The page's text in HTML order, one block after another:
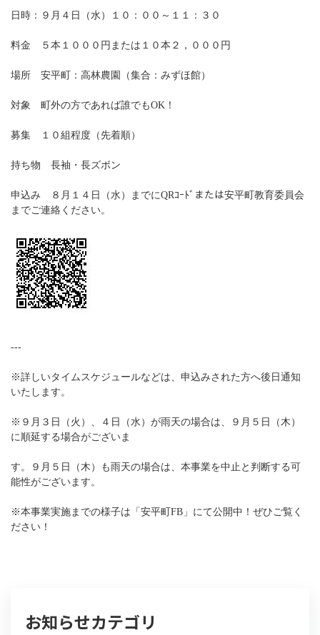
日時：９月４日（水）１０：００～１１：３０
料金 ５本 １０００円または１０本２，０００円
場所 安平町：高林農園（集合：みずほ館）
対象 町外の方であれば誰でもOK！
募集 １０組程度（先着順）
持ち物 長袖・長ズボン
申込み ８月１４日（水）までにQRｺｰﾄﾞまたは安平町教育委員会
までご連絡ください。
---
※詳しいタイムスケジュールなどは、申込みされた方へ後日通知
いたします。
※９月３日（火）、４日（水）が雨天の場合は、９月５日（木）
に順延する場合がございま
す。９月５日（木）も雨天の場合は、本事業を中止と判断する可
能性がございます。
※本事業実施までの様子は「安平町FB」にて公開中！ぜひご覧く
ださい！
お知らせカテゴリ